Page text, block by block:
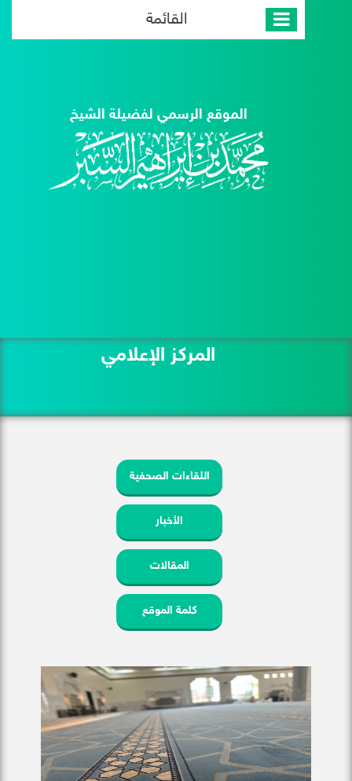
القائمة
الموقع الرسمي لفضيلة الشيخ
المركز الإعلامي
اللقاءات الصحفية
الأخبار
المقالات
كلمة الموقع